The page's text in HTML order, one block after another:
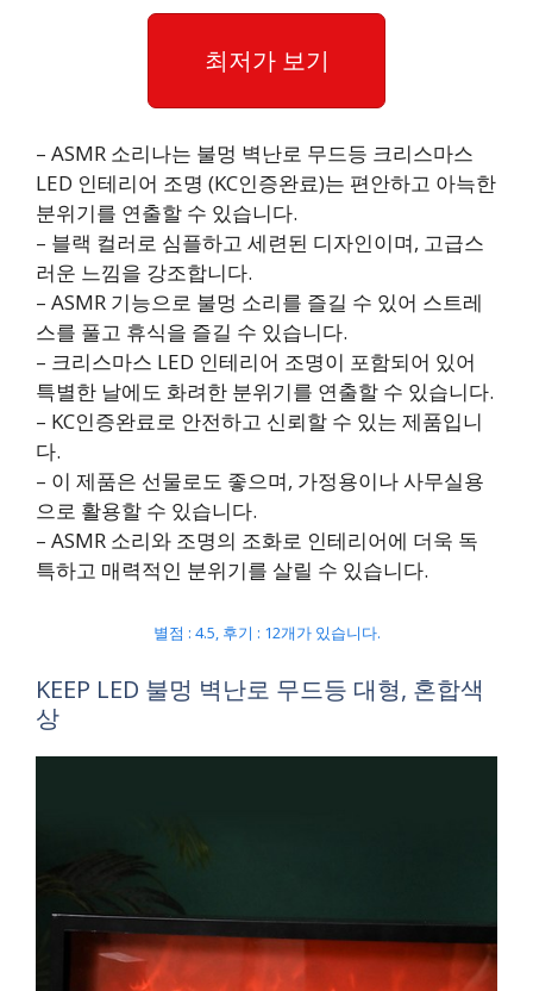
최저가 보기
– ASMR 소리나는 불멍 벽난로 무드등 크리스마스
LED 인테리어 조명 (KC인증완료)는 편안하고 아늑한
분위기를 연출할 수 있습니다.
– 블랙 컬러로 심플하고 세련된 디자인이며, 고급스
러운 느낌을 강조합니다.
– ASMR 기능으로 불멍 소리를 즐길 수 있어 스트레
스를 풀고 휴식을 즐길 수 있습니다.
– 크리스마스 LED 인테리어 조명이 포함되어 있어
특별한 날에도 화려한 분위기를 연출할 수 있습니다.
– KC인증완료로 안전하고 신뢰할 수 있는 제품입니
다.
– 이 제품은 선물로도 좋으며, 가정용이나 사무실용
으로 활용할 수 있습니다.
– ASMR 소리와 조명의 조화로 인테리어에 더욱 독
특하고 매력적인 분위기를 살릴 수 있습니다.
별점 : 4.5, 후기 : 12개가 있습니다.
KEEP LED 불멍 벽난로 무드등 대형, 혼합색
상